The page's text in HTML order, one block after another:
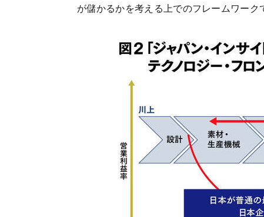
が儲かるかを考える上でのフレームワーク